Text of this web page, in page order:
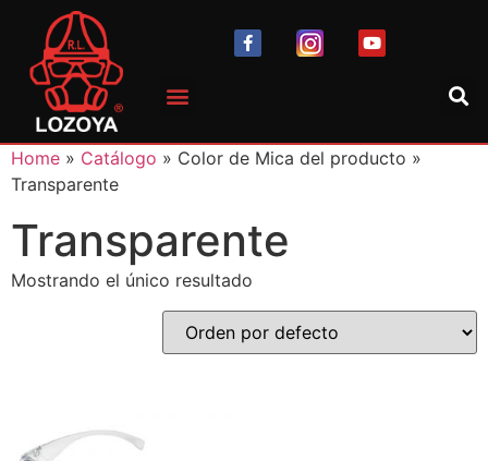
Home » Catálogo » Color de Mica del producto »
Transparente
Transparente
Mostrando el único resultado